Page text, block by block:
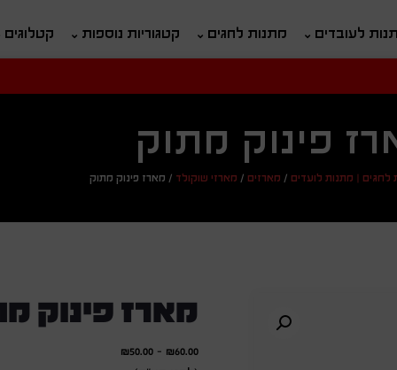
לעובדים מתנות לחגים קטגוריות נוספות קטלוגים
פינוק מתוק
לחגים | מתנות לועדים / מארזים / מארזי שוקולד / מארז פינוק מתוק
מארז פינוק
₪60.00
-
₪50.00